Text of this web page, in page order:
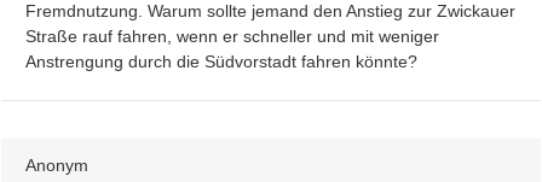
Fremdnutzung. Warum sollte jemand den Anstieg zur Zwickauer
Straße rauf fahren, wenn er schneller und mit weniger
Anstrengung durch die Südvorstadt fahren könnte?
Anonym